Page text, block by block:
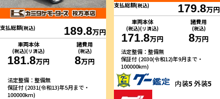
支払総額(税込) 189.8万円
車両本体
(税込)(リ済込)
181.8万円
諸費用
(税込)
8万円
法定整備：整備無
保証付 (2031(令和13)年5月まで・
100000km)
支払総額(税込) 179.8万円
車両本体
(税込)(リ済込)
171.8万円
諸費用
(税込)
8万円
法定整備：整備無
保証付 (2030(令和12)年9月まで・
100000km)
内装5 外装5